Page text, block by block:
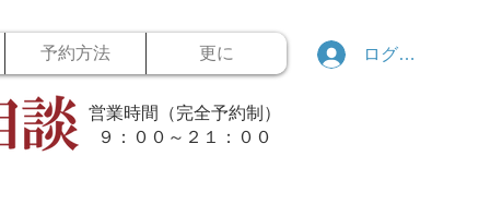
予約方法 更に
営業時間（完全予約制）
​９：００～２１：００
ログイン